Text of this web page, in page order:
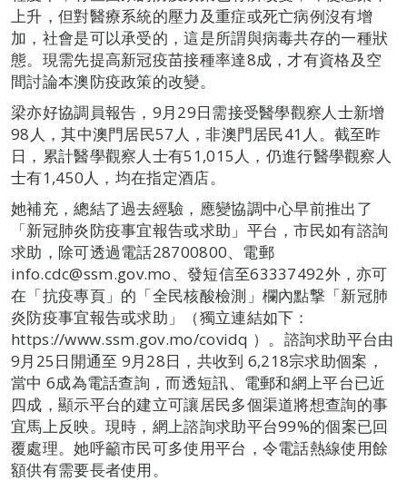
上升，但對醫療系統的壓力及重症或死亡病例沒有增
加，社會是可以承受的，這是所謂與病毒共存的一種狀
態。現需先提高新冠疫苗接種率達8成，才有資格及空
間討論本澳防疫政策的改變。
梁亦好協調員報告，9月29日需接受醫學觀察人士新增
98人，其中澳門居民57人，非澳門居民41人。截至昨
日，累計醫學觀察人士有51,015人，仍進行醫學觀察人
士有1,450人，均在指定酒店。
她補充，總結了過去經驗，應變協調中心早前推出了
「新冠肺炎防疫事宜報告或求助」平台，市民如有諮詢
求助，除可透過電話28700800、電郵
info.cdc@ssm.gov.mo、發短信至63337492外，亦可
在「抗疫專頁」的「全民核酸檢測」欄內點撃「新冠肺
炎防疫事宜報告或求助」（獨立連結如下：
https://www.ssm.gov.mo/covidq ）。諮詢求助平台由
9月25日開通至 9月28日，共收到 6,218宗求助個案，
當中 6成為電話查詢，而透短訊、電郵和網上平台已近
四成，顯示平台的建立可讓居民多個渠道將想查詢的事
宜馬上反映。現時，網上諮詢求助平台99%的個案已回
覆處理。她呼籲市民可多使用平台，令電話熱線使用餘
額供有需要長者使用。